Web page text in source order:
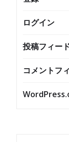
ログイン
投稿フィー
コメントフ